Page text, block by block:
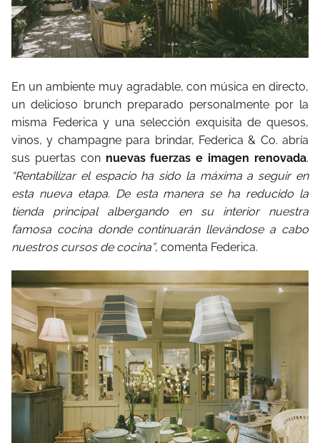
En un ambiente muy agradable, con música en directo,
un delicioso brunch preparado personalmente por la
misma Federica y una selección exquisita de quesos,
vinos, y champagne para brindar, Federica & Co. abría
sus puertas con nuevas fuerzas e imagen renovada.
“Rentabilizar el espacio ha sido la máxima a seguir en
esta nueva etapa. De esta manera se ha reducido la
tienda principal albergando en su interior nuestra
famosa cocina donde continuarán llevándose a cabo
nuestros cursos de cocina”, comenta Federica.